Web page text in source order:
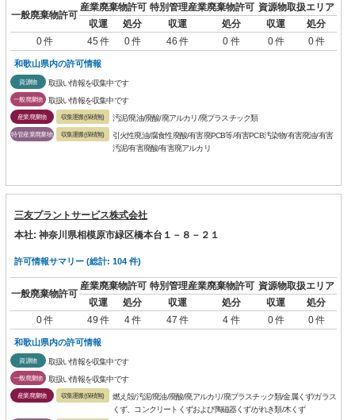
一般廃棄物許可
産業廃棄物許可 特別管理産業廃棄物許可 資源物取扱エリア
収運
処分 収運 処分 収運
処分
0 件
45 件 0 件 46 件 0 件 0 件 0 件
和歌山県内の許可情報
資源物 取扱い情報を収集中です
一般廃棄物 取扱い情報を収集中です
産業廃棄物 収集運搬(保積無) 汚泥/廃油/廃酸/廃アルカリ/廃プラスチック類
特管産業廃棄物 収集運搬(保積無)
引火性廃油/腐食性廃酸/有害廃PCB等/有害PCB汚染物/有害廃油/有害
汚泥/有害廃酸/有害廃アルカリ
三友プラントサービス株式会社
本社: 神奈川県相模原市緑区橋本台１－８－２１
許可情報サマリー (総計: 104 件)
一般廃棄物許可
産業廃棄物許可 特別管理産業廃棄物許可 資源物取扱エリア
収運
処分 収運 処分 収運
処分
0 件
49 件 4 件 47 件 4 件 0 件 0 件
和歌山県内の許可情報
資源物 取扱い情報を収集中です
一般廃棄物 取扱い情報を収集中です
産業廃棄物 収集運搬(保積無)
燃え殻/汚泥/廃油/廃酸/廃アルカリ/廃プラスチック類/金属くず/ガラス
くず、コンクリートくずおよび陶磁器くず/がれき類/木くず